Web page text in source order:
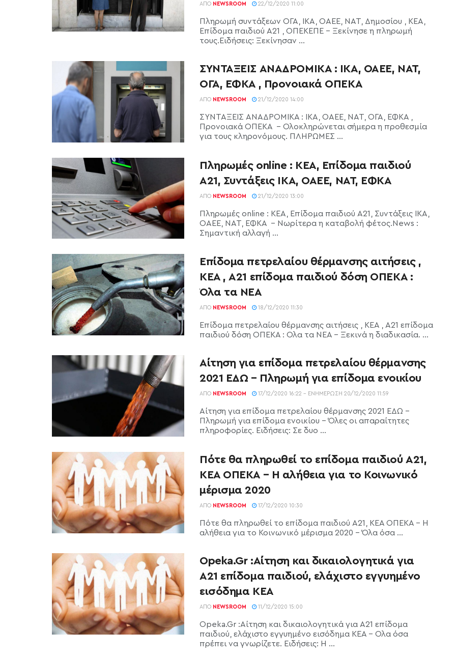
ΑΠΌ NEWSROOM 22/12/2020 11:00
Πληρωμή συντάξεων ΟΓΑ, ΙΚΑ, ΟΑΕΕ, ΝΑΤ, Δημοσίου , ΚΕΑ,
Επίδομα παιδιού Α21 , ΟΠΕΚΕΠΕ - Ξεκίνησε η πληρωμή
τους.Ειδήσεις: Ξεκίνησαν ...
ΣΥΝΤΑΞΕΙΣ ΑΝΑΔΡΟΜΙΚΑ : ΙΚΑ, ΟΑΕΕ, ΝΑΤ,
ΟΓΑ, ΕΦΚΑ , Προνοιακά ΟΠΕΚΑ
ΑΠΌ NEWSROOM 21/12/2020 14:00
ΣΥΝΤΑΞΕΙΣ ΑΝΑΔΡΟΜΙΚΑ : ΙΚΑ, ΟΑΕΕ, ΝΑΤ, ΟΓΑ, ΕΦΚΑ ,
Προνοιακά ΟΠΕΚΑ - Ολοκληρώνεται σήμερα η προθεσμία
για τους κληρονόμους. ΠΛΗΡΩΜΕΣ ...
Πληρωμές online : ΚΕΑ, Επίδομα παιδιού
Α21, Συντάξεις ΙΚΑ, ΟΑΕΕ, ΝΑΤ, ΕΦΚΑ
ΑΠΌ NEWSROOM 21/12/2020 13:00
Πληρωμές online : ΚΕΑ, Επίδομα παιδιού Α21, Συντάξεις ΙΚΑ,
ΟΑΕΕ, ΝΑΤ, ΕΦΚΑ - Νωρίτερα η καταβολή φέτος.News :
Σημαντική αλλαγή ...
Επίδομα πετρελαίου θέρμανσης αιτήσεις ,
ΚΕΑ , Α21 επίδομα παιδιού δόση ΟΠΕΚΑ :
Όλα τα ΝΕΑ
ΑΠΌ NEWSROOM 18/12/2020 11:30
Επίδομα πετρελαίου θέρμανσης αιτήσεις , ΚΕΑ , Α21 επίδομα
παιδιού δόση ΟΠΕΚΑ : Όλα τα ΝΕΑ - Ξεκινά η διαδικασία. ...
Αίτηση για επίδομα πετρελαίου θέρμανσης
2021 ΕΔΩ – Πληρωμή για επίδομα ενοικίου
ΑΠΌ NEWSROOM 17/12/2020 16:22 - ΕΝΗΜΈΡΩΣΗ 20/12/2020 11:59
Αίτηση για επίδομα πετρελαίου θέρμανσης 2021 ΕΔΩ -
Πληρωμή για επίδομα ενοικίου - Όλες οι απαραίτητες
πληροφορίες. Ειδήσεις: Σε δυο ...
Πότε θα πληρωθεί το επίδομα παιδιού Α21,
ΚΕΑ ΟΠΕΚΑ – Η αλήθεια για το Κοινωνικό
μέρισμα 2020
ΑΠΌ NEWSROOM 17/12/2020 10:30
Πότε θα πληρωθεί το επίδομα παιδιού Α21, ΚΕΑ ΟΠΕΚΑ - Η
αλήθεια για το Κοινωνικό μέρισμα 2020 - Όλα όσα ...
Opeka.Gr :Αίτηση και δικαιολογητικά για
Α21 επίδομα παιδιού, ελάχιστο εγγυημένο
εισόδημα ΚΕΑ
ΑΠΌ NEWSROOM 11/12/2020 15:00
Opeka.Gr :Αίτηση και δικαιολογητικά για Α21 επίδομα
παιδιού, ελάχιστο εγγυημένο εισόδημα ΚΕΑ - Όλα όσα
πρέπει να γνωρίζετε. Ειδήσεις: Η ...